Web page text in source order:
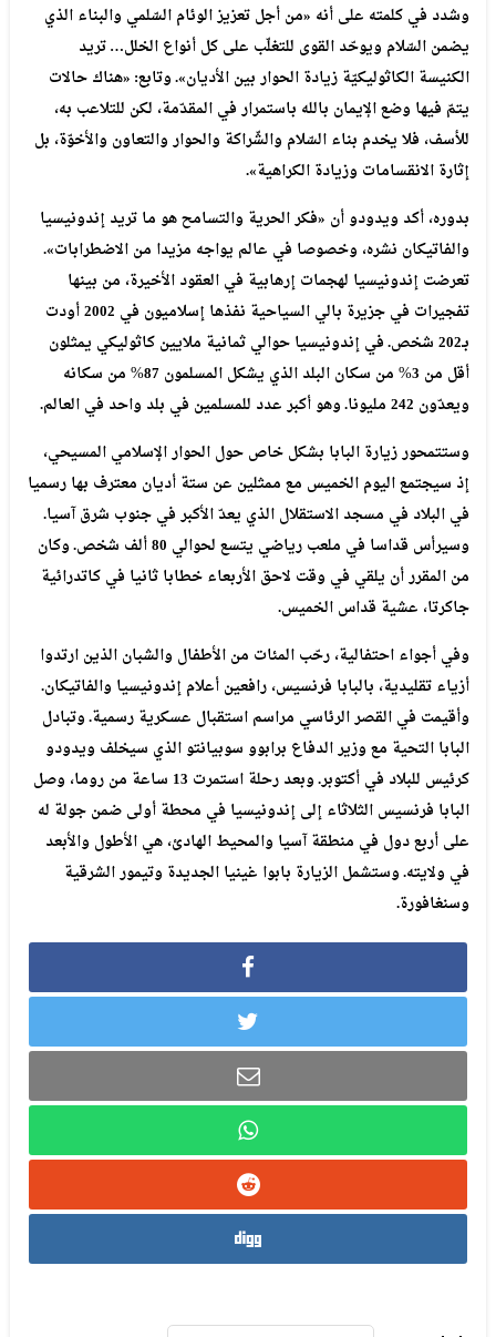
وشدد في كلمته على أنه «من أجل تعزيزالوئام السّلمي والبناء الذي
يضمن السّلام ويوحّد القوى للتغلّب على كل أنواع الخلل…تريد
الكنيسة الكاثوليكيّة زيادة الحوار بين الأديان».وتابع: «هناك حالات
يتمّ فيها وضعالإيمان بالله باستمرار في المقدّمة، لكن للتلاعب به،
للأسف، فلا يخدم بناء السّلام والشّراكة والحوار والتعاون والأخوّة، بل
إثارة الانقسامات وزيادة الكراهية».
بدوره، أكد ويدودو أن «فكرالحرية والتسامحهو ما تريد إندونيسيا
والفاتيكان نشره، وخصوصا في عالم يواجه مزيدا من الاضطرابات».
تعرضت إندونيسيا لهجمات إرهابية في العقود الأخيرة، من بينها
تفجيرات في جزيرة بالي السياحية نفذها إسلاميون في 2002أودت
بـ202
شخص.في إندونيسيا حوالي ثمانية ملايين كاثوليكي يمثلون
أقل من 3
% من سكان البلد الذي يشكل المسلمون 87
% من سكانه
ويعدّون 242 مليونا.وهو أكبر عدد للمسلمين في بلد واحد في العالم.
وستتمحورزيارة البابا بشكل خاص حول الحوارالإسلامي المسيحي،
إذ سيجتمعاليوم الخميس مع ممثلين عن ستة أديان معترف بها رسميا
في البلاد في مسجد الاستقلال الذي يعدّالأكبر في جنوب شرقآسيا.
وسيرأس قداسا في ملعب رياضي يتسع لحوالي 80ألف شخص.وكان
من المقررأن يلقي في وقت لاحق الأربعاء خطابا ثانيا في كاتدرائية
جاكرتا، عشية قداس الخميس.
وفي أجواء احتفالية، رحّب المئات من الأطفال والشبان الذين ارتدوا
أزياء تقليدية، بالبابا فرنسيس، رافعين أعلام إندونيسيا والفاتيكان.
وأقيمت في القصرالرئاسي مراسم استقبال عسكرية رسمية.وتبادل
البابا التحية مع وزيرالدفاع برابوو سوبيانتو الذي سيخلف ويدودو
كرئيس للبلاد في أكتوبر.وبعد رحلة استمرت 13 ساعة من روما، وصل
البابا فرنسيس الثلاثاء إلى إندونيسيا في محطة أولى ضمن جولة له
على أربعدول في منطقةآسيا والمحيط الهادئ، هي الأطول والأبعد
في ولايته.وستشمل الزيارة بابوا غينيا الجديدة وتيمورالشرقية
وسنغافورة.